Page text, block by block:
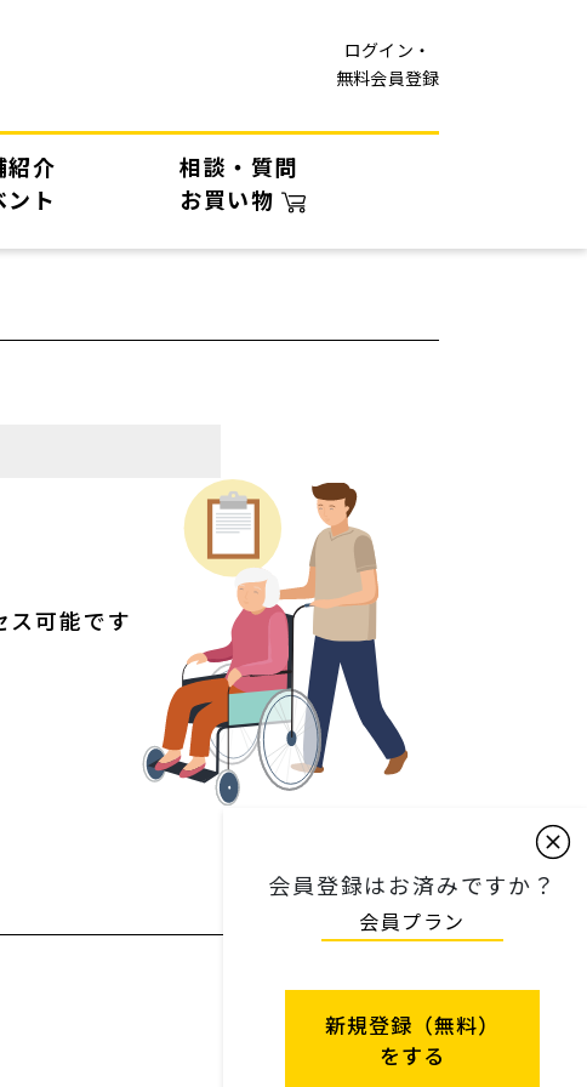
ログイン・
無料会員登録
紹介
相談・質問
ント お買い物
可能です
会員登録はお済みですか？
会員プラン
新規登録（無料）
をする